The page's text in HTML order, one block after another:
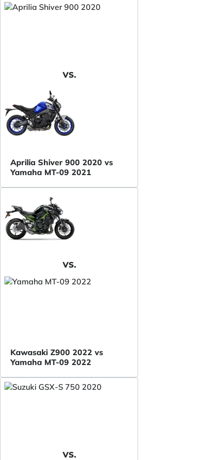
VS.
Aprilia Shiver 900 2020 vs
Yamaha MT-09 2021
VS.
Kawasaki Z900 2022 vs
Yamaha MT-09 2022
VS.